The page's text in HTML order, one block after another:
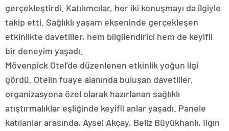
gerçekleştirdi. Katılımcılar, her iki konuşmayı da ilgiyle
takip etti. Sağlıklı yaşam ekseninde gerçekleşen
etkinlikte davetliler, hem bilgilendirici hem de keyifli
bir deneyim yaşadı.
Mövenpick Otel’de düzenlenen etkinlik yoğun ilgi
gördü. Otelin fuaye alanında buluşan davetliler,
organizasyona özel olarak hazırlanan sağlıklı
atıştırmalıklar eşliğinde keyifli anlar yaşadı. Panele
katılanlar arasında, Aysel Akçay, Beliz Büyükhanlı, Ilgın